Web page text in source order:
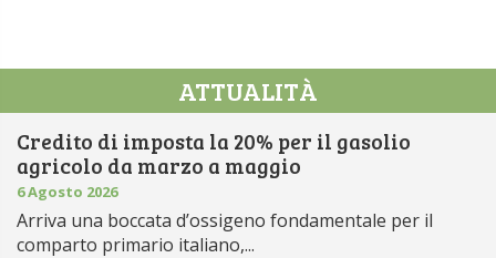
ATTUALITÀ
Credito di imposta la 20% per il gasolio
agricolo da marzo a maggio
6 Agosto 2026
Arriva una boccata d’ossigeno fondamentale per il
comparto primario italiano,...